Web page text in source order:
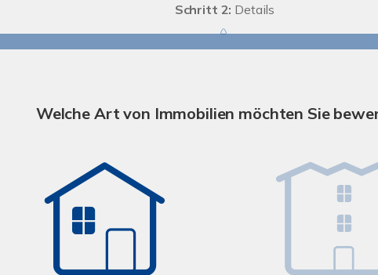
Schritt 2: Details
Welche Art von Immobilien möchten Sie